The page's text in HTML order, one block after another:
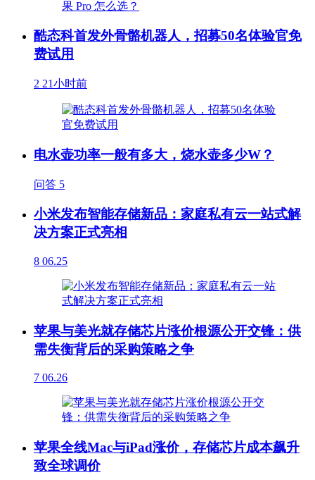
酷态科首发外骨骼机器人，招募50名体验官免
费试用
2 21小时前
电水壶功率一般有多大，烧水壶多少W？
问答 5
小米发布智能存储新品：家庭私有云一站式解
决方案正式亮相
8 06.25
苹果与美光就存储芯片涨价根源公开交锋：供
需失衡背后的采购策略之争
7 06.26
苹果全线Mac与iPad涨价，存储芯片成本飙升
致全球调价